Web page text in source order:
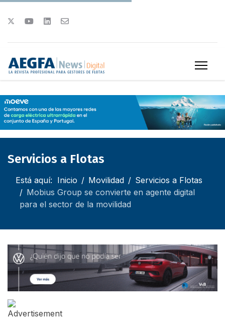
Servicios a Flotas
Está aquí: Inicio Movilidad
Servicios a Flotas
Mobius Group se convierte en agente digital
para el sector de la movilidad